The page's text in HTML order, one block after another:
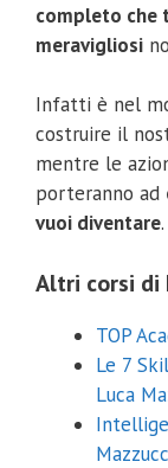
completo che
meravigliosi
Infatti è nel
costruire il
mentre le
porteranno ad
vuoi diventare.
Altri corsi di
TOP
Le 7
Luca